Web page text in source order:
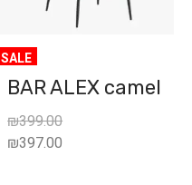
SALE
BAR ALEX camel
₪399.00
₪397.00